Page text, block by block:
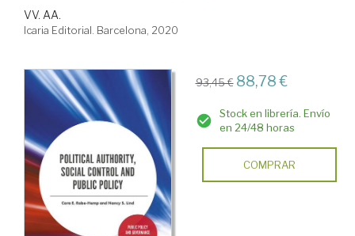
VV. AA.
Icaria Editorial. Barcelona, 2020
93,45 € 88,78 €
Stock en librería. Envío
en 24/48 horas
COMPRAR